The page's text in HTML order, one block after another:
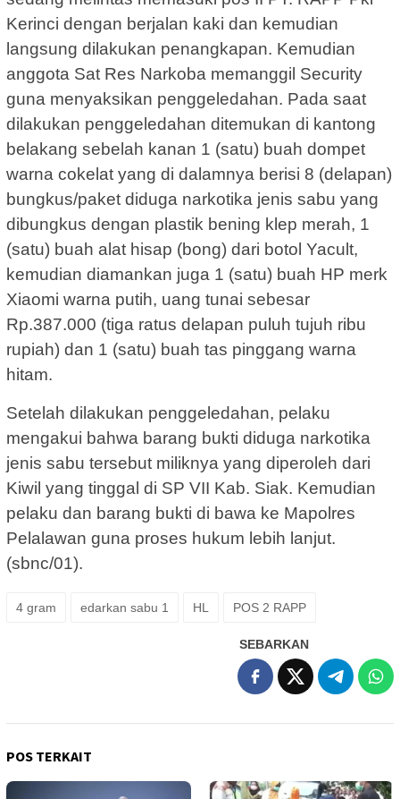
Kerinci dengan berjalan kaki dan kemudian
langsung dilakukan penangkapan. Kemudian
anggota Sat Res Narkoba memanggil Security
guna menyaksikan penggeledahan. Pada saat
dilakukan penggeledahan ditemukan di kantong
belakang sebelah kanan 1 (satu) buah dompet
warna cokelat yang di dalamnya berisi 8 (delapan)
bungkus/paket diduga narkotika jenis sabu yang
dibungkus dengan plastik bening klep merah, 1
(satu) buah alat hisap (bong) dari botol Yacult,
kemudian diamankan juga 1 (satu) buah HP merk
Xiaomi warna putih, uang tunai sebesar
Rp.387.000 (tiga ratus delapan puluh tujuh ribu
rupiah) dan 1 (satu) buah tas pinggang warna
hitam.
Setelah dilakukan penggeledahan, pelaku
mengakui bahwa barang bukti diduga narkotika
jenis sabu tersebut miliknya yang diperoleh dari
Kiwil yang tinggal di SP VII Kab. Siak. Kemudian
pelaku dan barang bukti di bawa ke Mapolres
Pelalawan guna proses hukum lebih lanjut.
(sbnc/01).
4 gram edarkan sabu 1 HL POS 2 RAPP
SEBARKAN
POS TERKAIT